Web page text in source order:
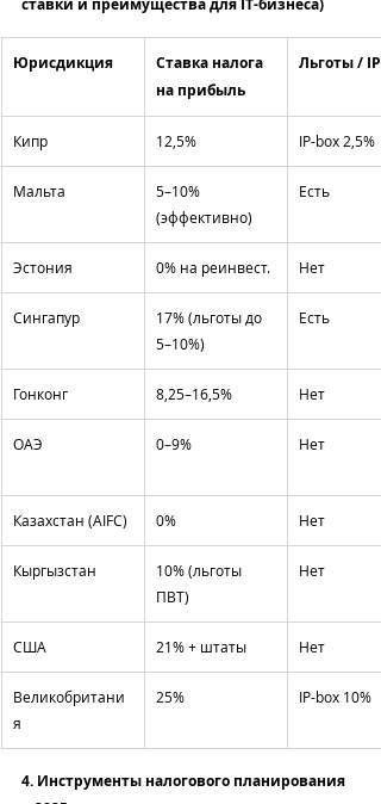
ставки и преимущества для IT-бизнеса)
Юрисдикция
Ставка налога
на прибыль
Льготы / IP-
Кипр 12,5% IP-box 2,5%
Мальта
5–10%
(эффективно)
Есть
Эстония 0% на реинвест. Нет
Сингапур
17% (льготы до
5–10%)
Есть
Гонконг 8,25–16,5% Нет
ОАЭ 0–9% Нет
Казахстан (AIFC) 0% Нет
Кыргызстан
10% (льготы
ПВТ)
Нет
США 21% + штаты Нет
Великобритани
я
25% IP-box 10%
4. Инструменты налогового планирования